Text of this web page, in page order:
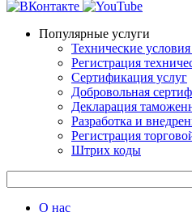
Популярные услуги
Технические
Регистрация
Сертификация услуг
Добровольная
Декларация
Разработка и
Регистрация
Штрих коды
О нас